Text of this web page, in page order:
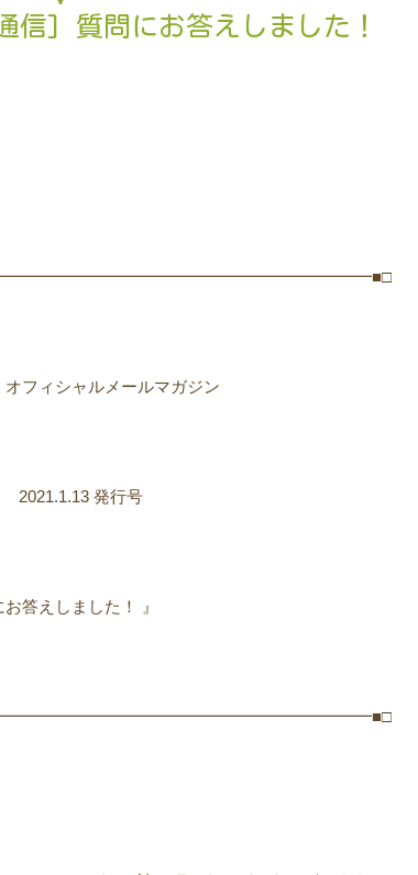
信] 質問にお答えしました！
フィシャルメールマガジン
2021.1.13 発行号
答えしました！ 』